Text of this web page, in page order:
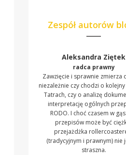
Zespół autorów
Aleksandra Ziętek
radca prawny
Zawzięcie i sprawnie zmierza
niezależnie czy chodzi o
Tatrach, czy o analizę
interpretację ogólnych
RODO. I choć czasem w
przepisów może być
przejażdżka
(tradycyjnym i prawnym) nie
straszna.